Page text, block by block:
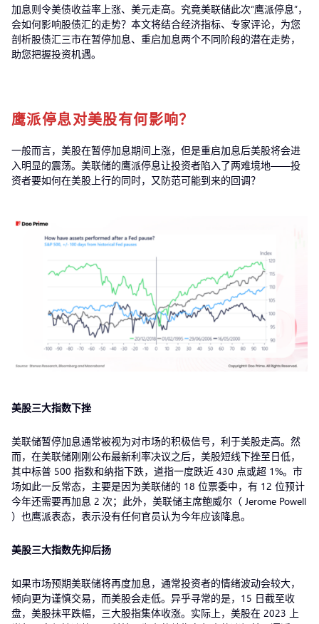
加息则令美债收益率上涨、美元走高。究竟美联储此次“鹰派停息”，
会如何影响股债汇的走势？本文将结合经济指标、专家评论，为您
剖析股债汇三市在暂停加息、重启加息两个不同阶段的潜在走势，
助您把握投资机遇。
鹰派停息对美股有何影响？
一般而言，美股在暂停加息期间上涨，但是重启加息后美股将会进
入明显的震荡。美联储的鹰派停息让投资者陷入了两难境地——投
资者要如何在美股上行的同时，又防范可能到来的回调？
美股三大指数下挫
美联储暂停加息通常被视为对市场的积极信号，利于美股走高。然
而，在美联储刚刚公布最新利率决议之后，美股短线下挫至日低，
其中标普 500 指数和纳指下跌，道指一度跌近 430 点或超 1%。市
场如此一反常态，主要是因为美联储的 18 位票委中，有 12 位预计
今年还需要再加息 2 次；此外，美联储主席鲍威尔（ Jerome Powell
）也鹰派表态，表示没有任何官员认为今年应该降息。
美股三大指数先抑后扬
如果市场预期美联储将再度加息，通常投资者的情绪波动会较大，
倾向更为谨慎交易，而美股会走低。异乎寻常的是，15 日截至收
盘，美股抹平跌幅，三大股指集体收涨。实际上，美股在 2023 上